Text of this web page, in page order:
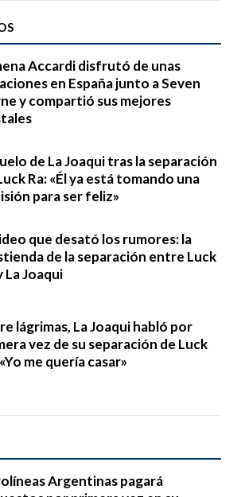
Accardi disfrutó de unas
en España junto a Seven
y compartió sus mejores
de La Joaqui tras la separación
Ra: «Él ya está tomando una
para ser feliz»
que desató los rumores: la
de la separación entre Luck
La Joaqui
lágrimas, La Joaqui habló por
vez de su separación de Luck
me quería casar»
Argentinas pagará